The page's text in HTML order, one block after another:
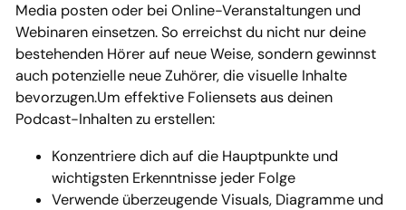
Media posten oder bei Online-Veranstaltungen und
Webinaren einsetzen. So erreichst du nicht nur deine
bestehenden Hörer auf neue Weise, sondern gewinnst
auch potenzielle neue Zuhörer, die visuelle Inhalte
bevorzugen.Um effektive Foliensets aus deinen
Podcast-Inhalten zu erstellen:
Konzentriere dich auf die Hauptpunkte und
wichtigsten Erkenntnisse jeder Folge
Verwende überzeugende Visuals, Diagramme und